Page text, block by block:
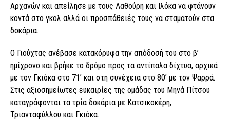
Αρχανών και απείλησε με τους Λαθούρη και Ιλόκα να φτάνουν
κοντά στο γκολ αλλά οι προσπάθειές τους να σταματούν στα
δοκάρια.
Ο Γιούχτας ανέβασε κατακόρυφα την απόδοσή του στο β’
ημίχρονο και βρήκε το δρόμο προς τα αντίπαλα δίχτυα, αρχικά
με τον Γκιόκα στο 71’ και στη συνέχεια στο 80’ με τον Ψαρρά.
Στις αξιοσημείωτες ευκαιρίες της ομάδας του Μηνά Πίτσου
καταγράφονται τα τρία δοκάρια με Κατσικοκέρη,
Τριανταφύλλου και Γκιόκα.